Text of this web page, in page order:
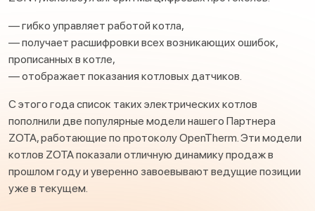
— гибко управляет работой котла,
— получает расшифровки всех возникающих ошибок,
прописанных в котле,
— отображает показания котловых датчиков.
С этого года список таких электрических котлов
пополнили две популярные модели нашего Партнера
ZOTA, работающие по протоколу OpenTherm. Эти модели
котлов ZOTA показали отличную динамику продаж в
прошлом году и уверенно завоевывают ведущие позиции
уже в текущем.